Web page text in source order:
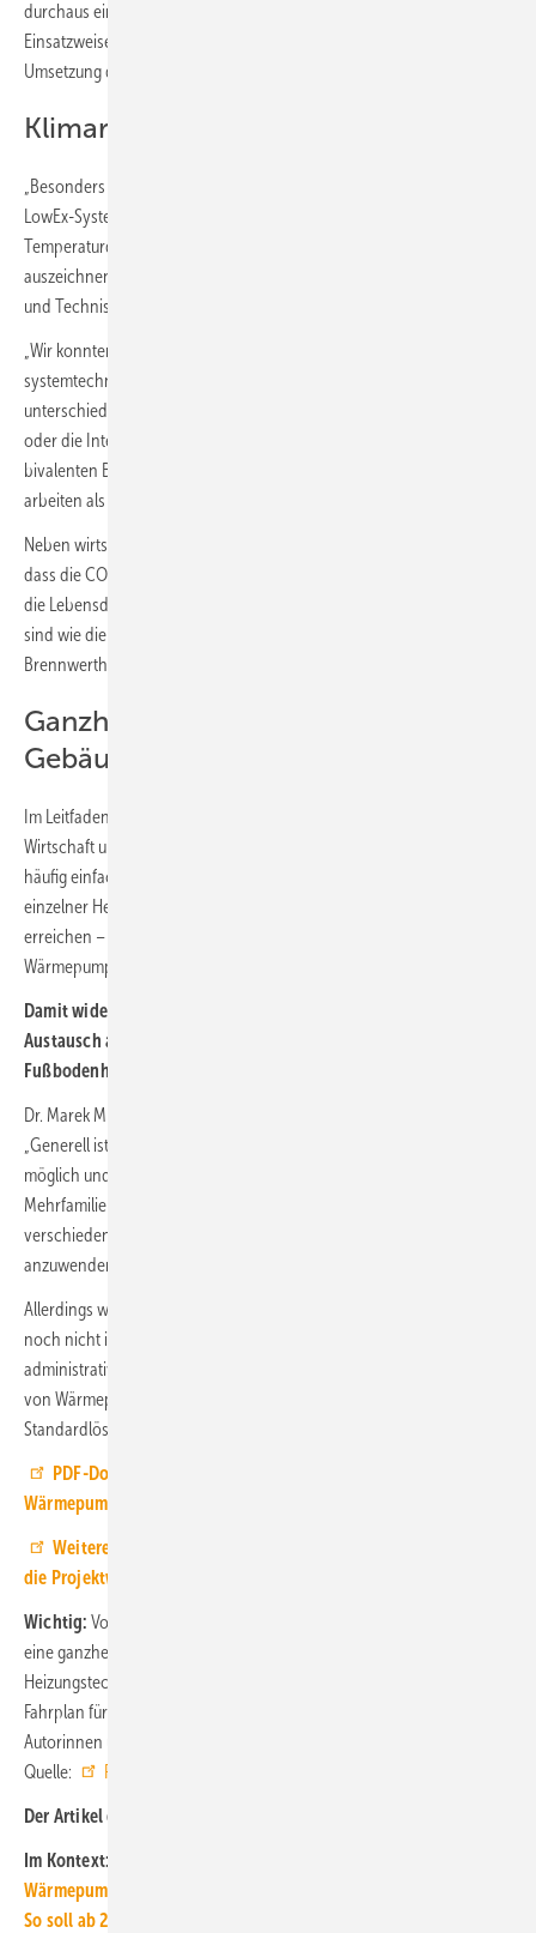
durchaus eine Option darstellen und es dabei stark auf deren
Einsatzweise ankommt. Die Handreichung der Projektpartner soll die
Umsetzung dieser Lösungen erleichtern.
Klimarelevante Emissionen halbieren
„Besonders effizient arbeiten Wärmepumpen, wenn man sie in
LowEx-Systemen einsetzt, die sich durch geringe
Temperaturdifferenzen zwischen Wärmequelle und Nutzwärme
auszeichnen“, sagt Andreas Wagner, Leiter des Fachgebiets Bauphysik
und Technischer Ausbau an der KIT-Fakultät für Architektur.
„Wir konnten zeigen, dass Wärmepumpen durch verschiedene
systemtechnische Anpassungen – z. B. Kombination
unterschiedlicher Wärmequellen, Austausch einzelner Heizkörper
oder die Integration eines bestehenden Gas-Heizkessels im
bivalenten Betrieb – auch im sanierten Altbau weitaus effizienter
arbeiten als herkömmliche Gas-Heizungen.“
Neben wirtschaftlichen Einsparungen errechneten die Forschenden,
dass die CO
die Lebensdauer in vollsanierten Gebäuden – nur etwa halb so hoch
sind wie die Emissionen von Vergleichssystemen mit Gas-
Brennwertheizkessel.
Ganzheitliche Betrachtung des
Gebäudes
Im Leitfaden zeigen die Partner des vom Bundesministerium für
Wirtschaft und Klimaschutz (BMWK) geförderten Projekts auf, dass
häufig einfache Maßnahmen ausreichend sind, etwa der Austausch
einzelner Heizkörper, um die Absenkung der Heizkreistemperaturen zu
erreichen – diese sind entscheidend für die Effizienz der
Wärmepumpe.
Damit widersprechen sie der weitverbreiteten Annahmen, der
Austausch aller Heizkörper oder der Einbau einer
Fußbodenheizung seien immer nötig.
Dr. Marek Miara, Koordinator Wärmepumpen am Fraunhofer ISE:
„Generell ist der Einsatz von Wärmepumpen in Mehrfamilienhäusern
möglich und wird bereits praktiziert. Die Vielfalt von
Mehrfamilienhäusern und ihre Eigenschaften ermöglichen es,
verschiedene technische Lösungen auf Basis von Wärmepumpen
anzuwenden.
Allerdings werden Wärmepumpen in Mehrfamilienhäusern bislang
noch nicht in der Breite eingesetzt. Die Gründe dafür sind sowohl
administrativer als auch technischer Natur. Für den breiten Einsatz
von Wärmepumpen in Mehrfamilienhäusern werden für die Zukunft
Standardlösungen unverzichtbar sein.“
PDF-Download (48 Seiten) der Handreichung:
Wärmepumpen für Mehrfamilienhäuser im Bestand
Weitere Informationen bietet auch
die Projektwebseite LowEx im Bestand
Wichtig: Vor der Entscheidung für ein Wärmepumpensystem sollten
eine ganzheitliche Analyse des Zustands von Gebäudehülle,
Heizungstechnik und Warmwasserbereitung und -verteilung sowie ein
Fahrplan für geplante Sanierungsmaßnahmen erstellt werden, so die
Autorinnen und Autoren. ■
Quelle:
Fraunhofer ISE
Der Artikel gehört zur
Im Kontext:
Wärmepumpenbranche fordert Entlastungen beim Strompreis
So soll ab 2024 der Heizungsaustausch gefördert werden